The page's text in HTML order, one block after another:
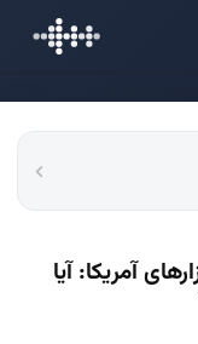
آمریکا: آیا